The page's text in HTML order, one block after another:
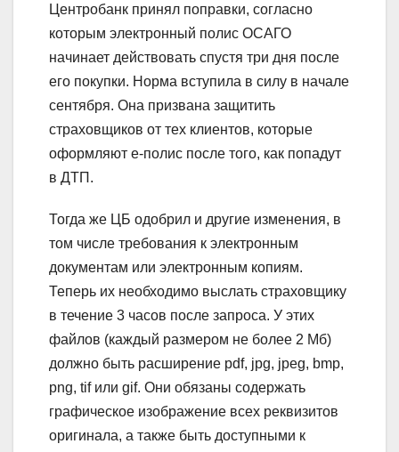
Центробанк принял поправки, согласно
которым электронный полис ОСАГО
начинает действовать спустя три дня после
его покупки. Норма вступила в силу в начале
сентября. Она призвана защитить
страховщиков от тех клиентов, которые
оформляют е-полис после того, как попадут
в ДТП.
Тогда же ЦБ одобрил и другие изменения, в
том числе требования к электронным
документам или электронным копиям.
Теперь их необходимо выслать страховщику
в течение 3 часов после запроса. У этих
файлов (каждый размером не более 2 Мб)
должно быть расширение pdf, jpg, jpeg, bmp,
png, tif или gif. Они обязаны содержать
графическое изображение всех реквизитов
оригинала, а также быть доступными к